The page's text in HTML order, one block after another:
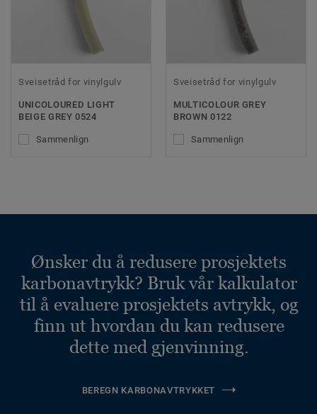
Sveisetråd for vinylgulv
UNICOLOURED LIGHT
BEIGE GREY 0524
Sammenlign
Sveisetråd for vinylgulv
MULTICOLOUR GREY
BROWN 0122
Sammenlign
Ønsker du å redusere prosjektets
karbonavtrykk? Bruk vår kalkulator
til å evaluere prosjektets avtrykk, og
finn ut hvordan du kan redusere
dette med gjenvinning.
BEREGN KARBONAVTRYKKET